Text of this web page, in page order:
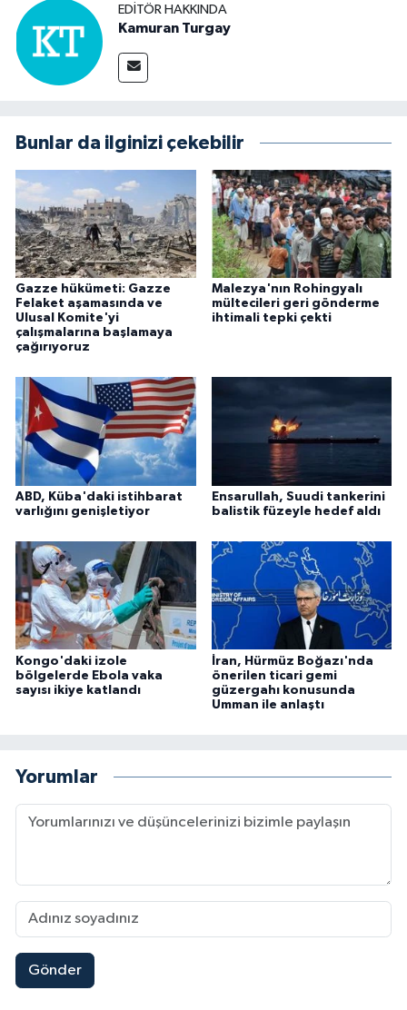
EDITÖR HAKKINDA
Kamuran Turgay
Bunlar da ilginizi çekebilir
Gazze hükümeti: Gazze
Felaket aşamasında ve
Ulusal Komite'yi
çalışmalarına başlamaya
çağırıyoruz
Malezya'nın Rohingyalı
mültecileri geri gönderme
ihtimali tepki çekti
ABD, Küba'daki istihbarat
varlığını genişletiyor
Ensarullah, Suudi tankerini
balistik füzeyle hedef aldı
Kongo'daki izole
bölgelerde Ebola vaka
sayısı ikiye katlandı
İran, Hürmüz Boğazı'nda
önerilen ticari gemi
güzergahı konusunda
Umman ile anlaştı
Yorumlar
Gönder